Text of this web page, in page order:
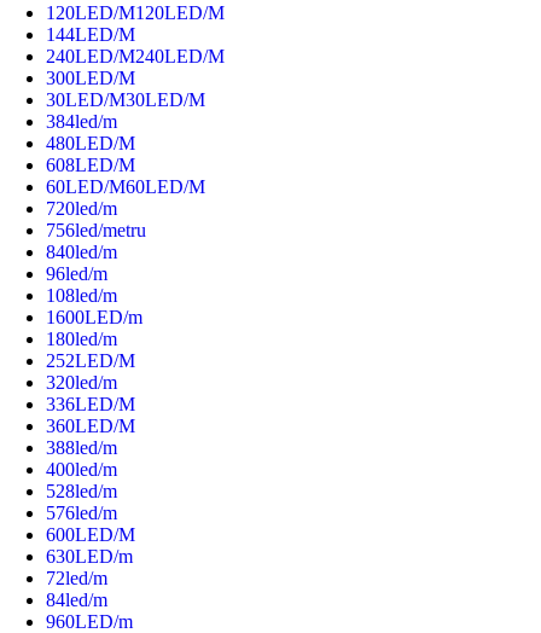
120LED/M120LED/M
144LED/M
240LED/M240LED/M
300LED/M
30LED/M30LED/M
384led/m
480LED/M
608LED/M
60LED/M60LED/M
720led/m
756led/metru
840led/m
96led/m
108led/m
1600LED/m
180led/m
252LED/M
320led/m
336LED/M
360LED/M
388led/m
400led/m
528led/m
576led/m
600LED/M
630LED/m
72led/m
84led/m
960LED/m